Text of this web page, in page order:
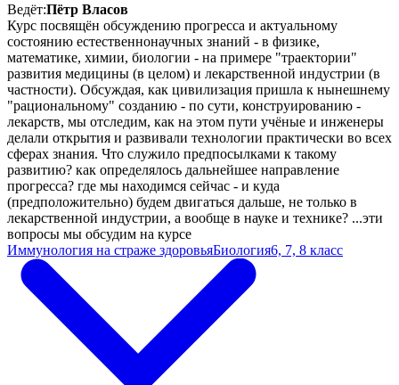
Ведёт:Пётр Власов
Курс посвящён обсуждению прогресса и актуальному
состоянию естественнонаучных знаний - в физике,
математике, химии, биологии - на примере "траектории"
развития медицины (в целом) и лекарственной индустрии (в
частности). Обсуждая, как цивилизация пришла к нынешнему
"рациональному" созданию - по сути, конструированию -
лекарств, мы отследим, как на этом пути учёные и инженеры
делали открытия и развивали технологии практически во всех
сферах знания. Что служило предпосылками к такому
развитию? как определялось дальнейшее направление
прогресса? где мы находимся сейчас - и куда
(предположительно) будем двигаться дальше, не только в
лекарственной индустрии, а вообще в науке и технике? ...эти
вопросы мы обсудим на курсе
Иммунология на страже здоровьяБиология6, 7, 8 класс